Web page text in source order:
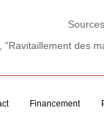
"Ravitaillement des
Financement